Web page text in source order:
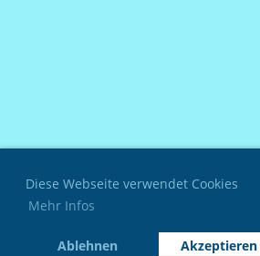
Diese Webseite verwendet Cookies
Mehr Infos
Ablehnen Akzeptieren